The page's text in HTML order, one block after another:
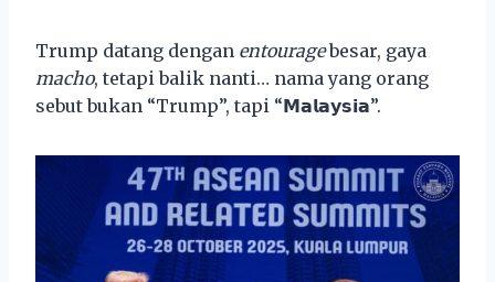
Trump datang dengan entouragebesar, gaya
macho, tetapi balik nanti… nama yang orang
sebut bukan “Trump”, tapi “𝗠𝗮𝗹𝗮𝘆𝘀𝗶𝗮”.